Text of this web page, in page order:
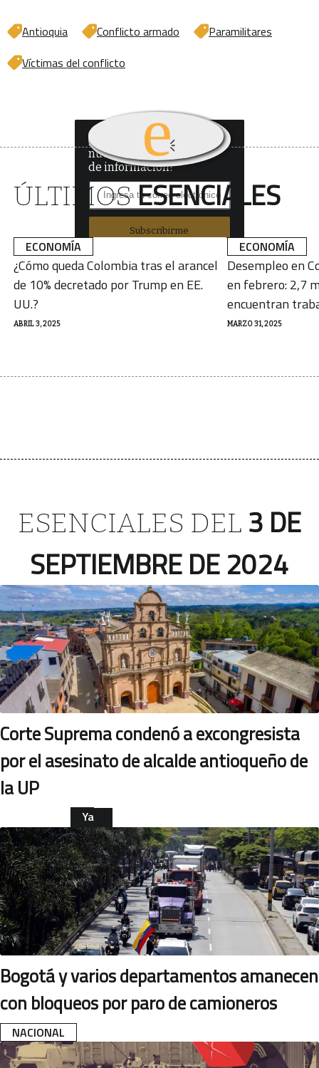
Antioquia Conflicto armado
Paramilitares
Víctimas del conflicto
¿Quieres recibir
nuestro boletín
de información?
Subscribirme
ESENCIALES DEL 3 DE
SEPTIEMBRE DE 2024
POLÍTICA
Ya
leíste
esta
nota
Corte Suprema condenó a excongresista
por el asesinato de alcalde antioqueño de
la UP
NACIONAL
Bogotá y varios departamentos amanecen
con bloqueos por paro de camioneros
ÚLTIMOSESENCIALES
ECONOMÍA
ABRIL 3, 2025
¿Cómo queda Colombia tras el arancel
de 10% decretado por Trump en EE.
UU.?
ECONOMÍA
MARZO 31, 2025
Desempleo en
en febrero: 2,7
encuentran